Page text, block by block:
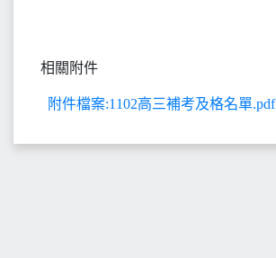
相關附件
附件檔案:1102高三補考及格名單.pdf